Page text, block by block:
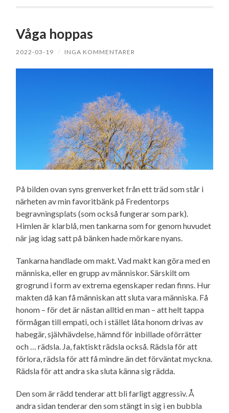
Våga hoppas
2022-03-19 / INGA KOMMENTARER
På bilden ovan syns grenverket från ett träd som står i
närheten av min favoritbänk på Fredentorps
begravnings­plats (som också fungerar som park).
Himlen är klarblå, men tankarna som for genom huvudet
när jag idag satt på bänken hade mörkare nyans.
Tankarna handlade om makt. Vad makt kan göra med en
människa, eller en grupp av människor. Särskilt om
grogrund i form av extrema egenskaper redan finns. Hur
makten då kan få människan att sluta vara människa. Få
honom – för det är nästan alltid en man – att helt tappa
förmågan till empati, och i stället låta honom drivas av
habegär, självhävdelse, hämnd för inbillade oförrätter
och … rädsla. Ja, faktiskt rädsla också. Rädsla för att
förlora, rädsla för att få mindre än det förväntat myckna.
Rädsla för att andra ska sluta känna sig rädda.
Den som är rädd tenderar att bli farligt aggressiv. Å
andra sidan tenderar den som stängt in sig i en bubbla